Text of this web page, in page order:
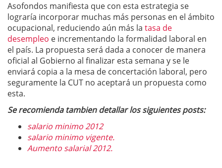
Asofondos manifiesta que con esta estrategia se
lograría incorporar muchas más personas en el ámbito
ocupacional, reduciendo aún más la tasa de
desempleo e incrementando la formalidad laboral en
el país. La propuesta será dada a conocer de manera
oficial al Gobierno al finalizar esta semana y se le
enviará copia a la mesa de concertación laboral, pero
seguramente la CUT no aceptará un propuesta como
esta.
Se recomienda tambien detallar los siguientes posts:
salario minimo 2012
salario minimo vigente.
Aumento salarial 2012.